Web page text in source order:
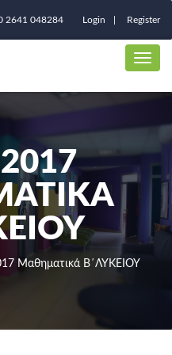
2641 048284 Login Register
Μαθηματικά Β΄ΛΥΚΕΙΟΥ